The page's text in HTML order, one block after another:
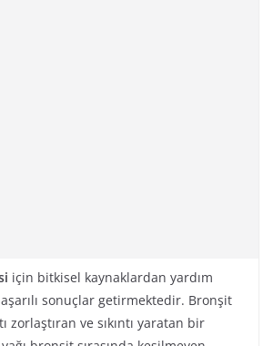
için bitkisel kaynaklardan yardım
sonuçlar getirmektedir. Bronşit
zorlaştıran ve sıkıntı yaratan bir